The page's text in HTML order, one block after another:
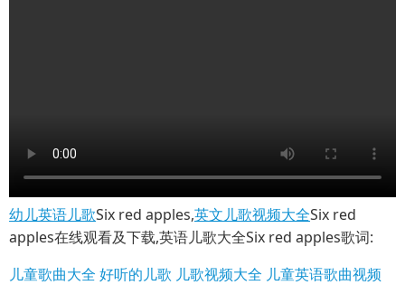
幼儿英语儿歌Six red apples,英文儿歌视频大全Six red
apples在线观看及下载,英语儿歌大全Six red apples歌词:
儿童歌曲大全 好听的儿歌 儿歌视频大全 儿童英语歌曲视频